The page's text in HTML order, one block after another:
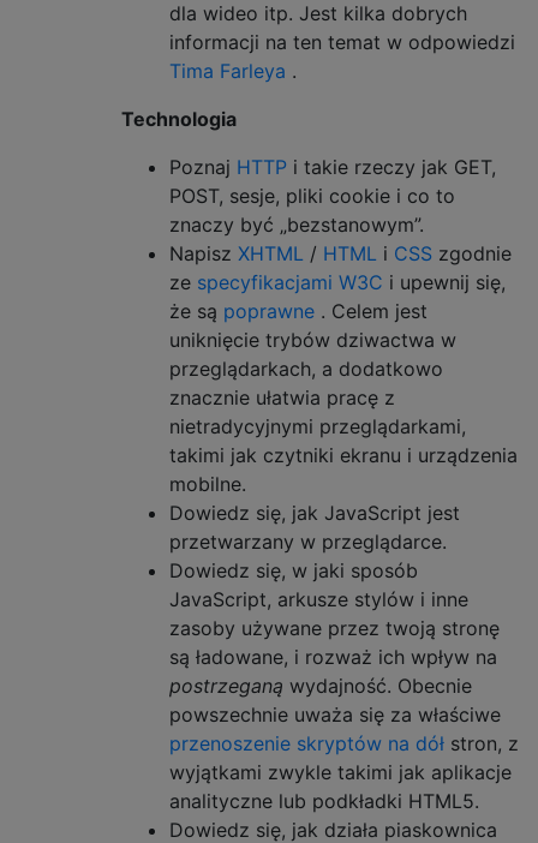
dla wideo itp. Jest kilka dobrych
informacji na ten temat w odpowiedzi
Tima Farleya .
Technologia
Poznaj HTTP i takie rzeczy jak GET,
POST, sesje, pliki cookie i co to
znaczy być „bezstanowym”.
Napisz XHTML / HTML i CSS zgodnie
ze specyfikacjami W3C i upewnij się,
że są poprawne . Celem jest
uniknięcie trybów dziwactwa w
przeglądarkach, a dodatkowo
znacznie ułatwia pracę z
nietradycyjnymi przeglądarkami,
takimi jak czytniki ekranu i urządzenia
mobilne.
Dowiedz się, jak JavaScript jest
przetwarzany w przeglądarce.
Dowiedz się, w jaki sposób
JavaScript, arkusze stylów i inne
zasoby używane przez twoją stronę
są ładowane, i rozważ ich wpływ na
postrzeganą wydajność. Obecnie
powszechnie uważa się za właściwe
przenoszenie skryptów na dół stron, z
wyjątkami zwykle takimi jak aplikacje
analityczne lub podkładki HTML5.
Dowiedz się, jak działa piaskownica